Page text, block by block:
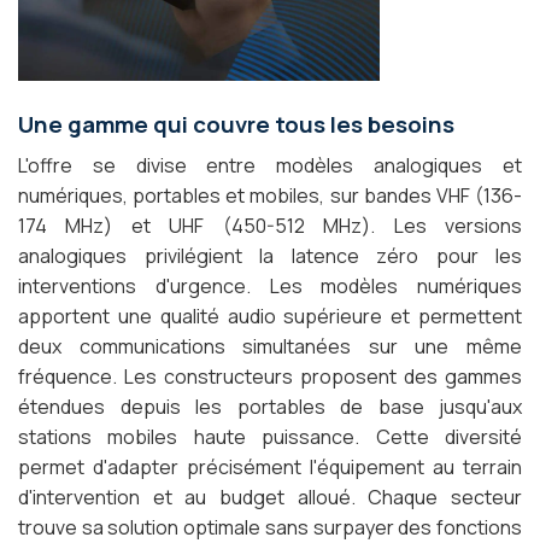
Une gamme qui couvre tous les besoins
L'offre se divise entre modèles analogiques et
numériques, portables et mobiles, sur bandes VHF (136-
174 MHz) et UHF (450-512 MHz). Les versions
analogiques privilégient la latence zéro pour les
interventions d'urgence. Les modèles numériques
apportent une qualité audio supérieure et permettent
deux communications simultanées sur une même
fréquence. Les constructeurs proposent des gammes
étendues depuis les portables de base jusqu'aux
stations mobiles haute puissance. Cette diversité
permet d'adapter précisément l'équipement au terrain
d'intervention et au budget alloué. Chaque secteur
trouve sa solution optimale sans surpayer des fonctions